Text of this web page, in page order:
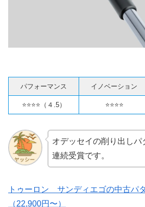
パフォーマンス イノベーション
⭐️⭐️⭐️⭐️（４.5） ⭐️⭐️⭐️⭐️
オデッセイの削り出しパ
連続受賞です。
トゥーロン サンディエゴの中古パ
（22,900円〜）